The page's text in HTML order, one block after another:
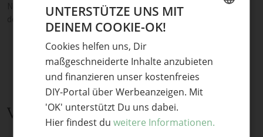
Noch keine Kommentare — sei die Erste oder der Erste und teile
deine Meinung.
Verwandte Themen
UNTERSTÜTZE UNS MIT
DEINEM COOKIE-OK!
Cookies helfen uns, Dir
maßgeschneiderte Inhalte anzubieten
und finanzieren unser kostenfreies
DIY-Portal über Werbeanzeigen. Mit
'OK' unterstützt Du uns dabei.
Hier findest du weitere Informationen.